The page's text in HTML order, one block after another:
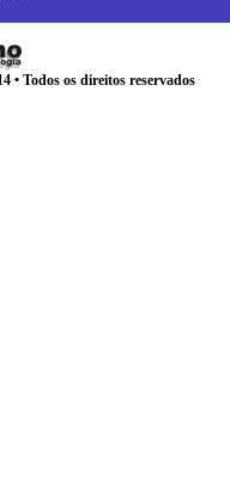
• Todos os direitos reservados